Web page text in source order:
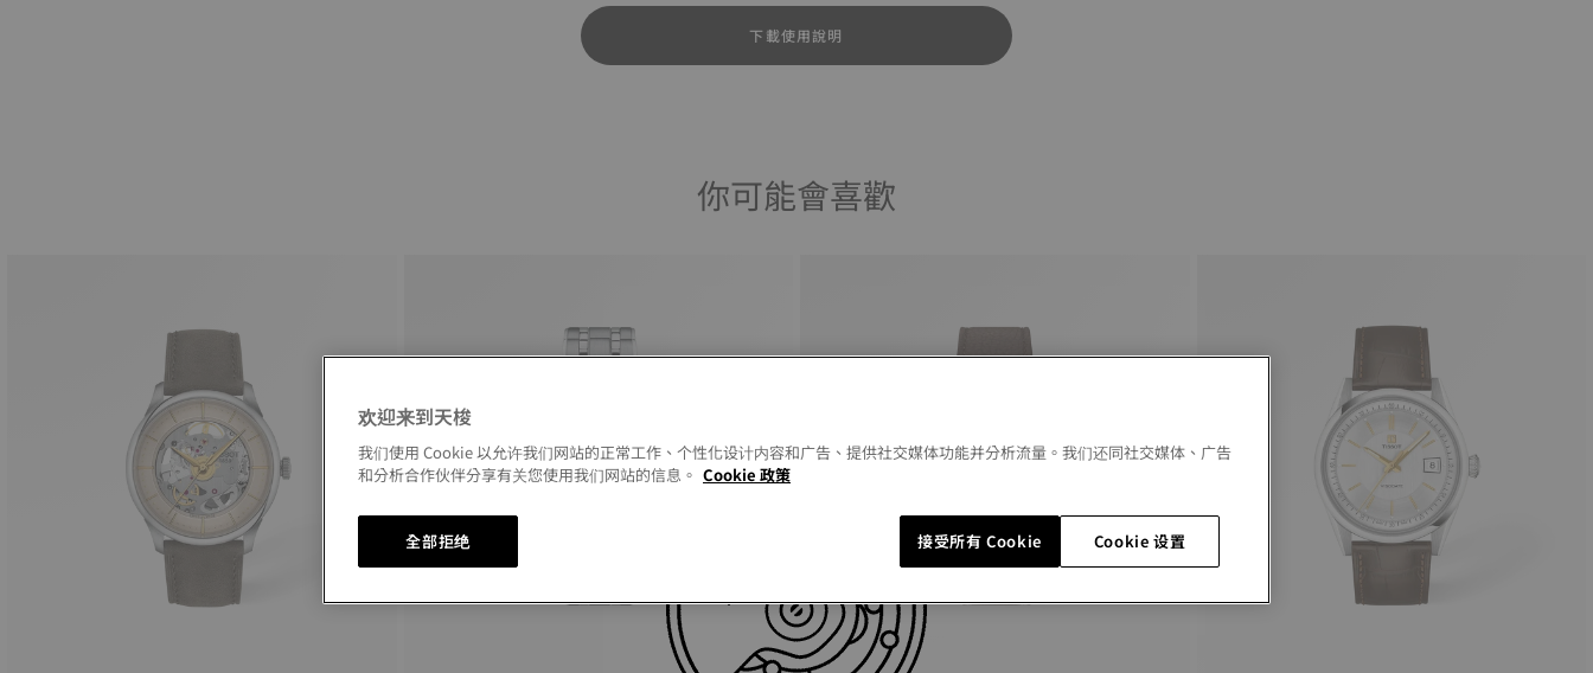
下載使用說明
你可能會喜歡
欢迎来到天梭
我们使用 Cookie 以允许我们网站的正常工作、个性化设计内容和广告、提供社交媒体功能并分析流量。我们还同社交媒体、广告
和分析合作伙伴分享有关您使用我们网站的信息。 Cookie 政策
Cookie 设置
全部拒绝 接受所有 Cookie